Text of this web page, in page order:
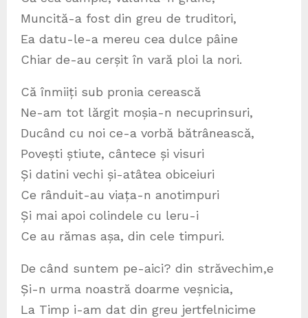
Muncită-a fost din greu de truditori,
Ea datu-le-a mereu cea dulce pâine
Chiar de-au cerșit în vară ploi la nori.
Că înmiiți sub pronia cerească
Ne-am tot lărgit moșia-n necuprinsuri,
Ducând cu noi ce-a vorbă bătrânească,
Povești știute, cântece și visuri
Și datini vechi și-atâtea obiceiuri
Ce rânduit-au viața-n anotimpuri
Și mai apoi colindele cu leru-i
Ce au rămas așa, din cele timpuri.
De când suntem pe-aici? din străvechim,e
Și-n urma noastră doarme veșnicia,
La Timp i-am dat din greu jertfelnicime